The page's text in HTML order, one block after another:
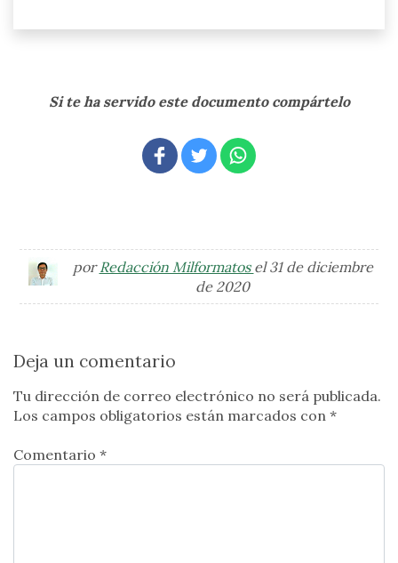
Si te ha servido este documento compártelo
por Redacción Milformatos el 31 de diciembre
de 2020
Deja un comentario
Tu dirección de correo electrónico no será publicada.
Los campos obligatorios están marcados con *
Comentario *